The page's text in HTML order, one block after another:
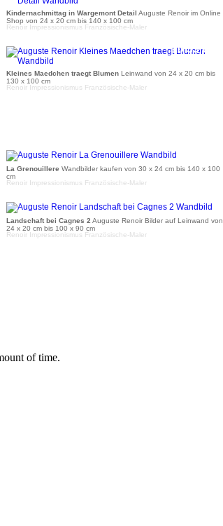
Kindernachmittag in Wargemont Detail Auguste Renoir im Online
Shop von 24 x 20 cm bis 140 x 100 cm
Renoir Impressionismus Französische-Maler
Kleines Maedchen traegt Blumen Leinwand von 24 x 20 cm bis
130 x 100 cm
ab 35 €
Renoir Impressionismus Französische-Maler
La Grenouillere Wandbilder kaufen von 30 x 24 cm bis 140 x 100
cm
Renoir Impressionismus Französische-Maler
Landschaft bei Cagnes 2 Auguste Renoir Bilder auf Leinwand von
24 x 20 cm bis 100 x 90 cm
Renoir Impressionismus Französische-Maler